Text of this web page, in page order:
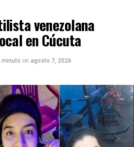
venezolana
en Cúcuta
minuto on agosto 7, 2026